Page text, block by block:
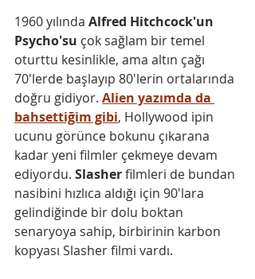
1960 yılında Alfred Hitchcock'un
Psycho'su çok sağlam bir temel
oturttu kesinlikle, ama altın çağı
70'lerde başlayıp 80'lerin ortalarında
doğru gidiyor. Alien yazımda da
bahsettiğim gibi, Hollywood ipin
ucunu görünce bokunu çıkarana
kadar yeni filmler çekmeye devam
ediyordu. Slasher filmleri de bundan
nasibini hızlıca aldığı için 90'lara
gelindiğinde bir dolu boktan
senaryoya sahip, birbirinin karbon
kopyası Slasher filmi vardı.